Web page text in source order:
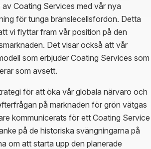
Coating Services med vår nya
för tunga bränslecellsfordon. Detta
vi flyttar fram vår position på den
Det visar också att vår
som erbjuder Coating Services som
som avsett.
för att öka vår globala närvaro och
på marknaden för grön vätgas
kommunicerats för ett Coating Service
på de historiska svängningarna på
om att starta upp den planerade